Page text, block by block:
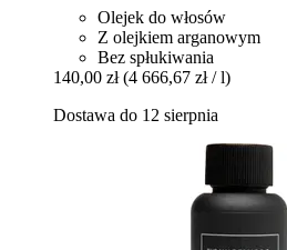
Olejek do włosów
Z olejkiem arganowym
Bez spłukiwania
140,00 zł (4 666,67 zł / l)
Dostawa do 12 sierpnia